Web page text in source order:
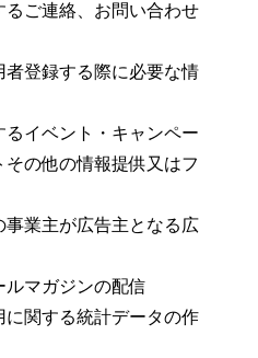
ご連絡、お問い合わせ
登録する際に必要な情
イベント・キャンペー
の他の情報提供又はフ
業主が広告主となる広
マガジンの配信
関する統計データの作